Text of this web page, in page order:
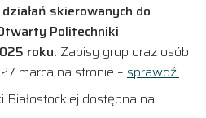
skierowanych do
Politechniki
roku. Zapisy grup oraz osób
marca na stronie – sprawdź!
dostępna na